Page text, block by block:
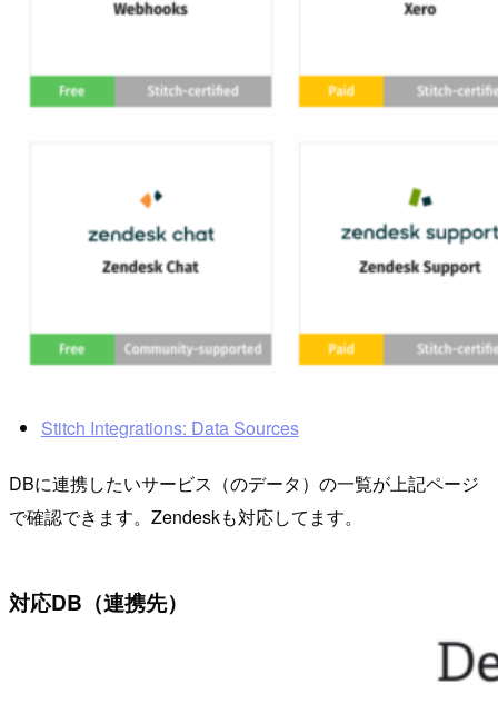
Stitch Integrations: Data Sources
DBに連携したいサービス（のデータ）の一覧が上記ページ
で確認できます。Zendeskも対応してます。
対応DB（連携先）